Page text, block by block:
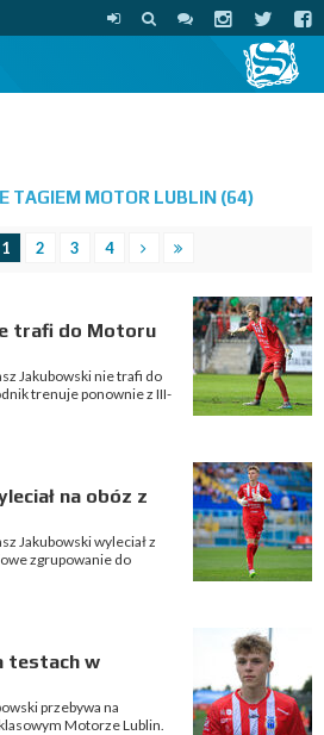
TAGIEM MOTOR LUBLIN (64)
1 2 3 4
trafi do Motoru
Jakubowski nie trafi do
trenuje ponownie z III-
na obóz z
Jakubowski wyleciał z
zgrupowanie do
testach w
przebywa na
Motorze Lublin.